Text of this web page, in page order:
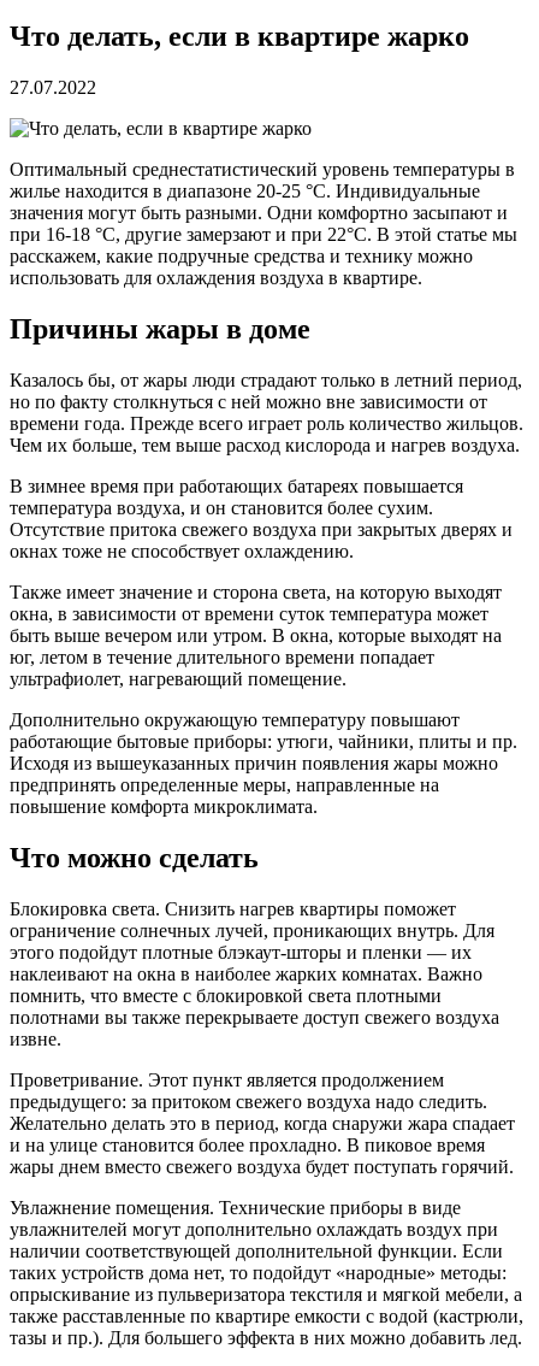
Что делать, если в квартире жарко
27.07.2022
Оптимальный среднестатистический уровень температуры в
жилье находится в диапазоне 20-25 °C. Индивидуальные
значения могут быть разными. Одни комфортно засыпают и
при 16-18 °C, другие замерзают и при 22°C. В этой статье мы
расскажем, какие подручные средства и технику можно
использовать для охлаждения воздуха в квартире.
Причины жары в доме
Казалось бы, от жары люди страдают только в летний период,
но по факту столкнуться с ней можно вне зависимости от
времени года. Прежде всего играет роль количество жильцов.
Чем их больше, тем выше расход кислорода и нагрев воздуха.
В зимнее время при работающих батареях повышается
температура воздуха, и он становится более сухим.
Отсутствие притока свежего воздуха при закрытых дверях и
окнах тоже не способствует охлаждению.
Также имеет значение и сторона света, на которую выходят
окна, в зависимости от времени суток температура может
быть выше вечером или утром. В окна, которые выходят на
юг, летом в течение длительного времени попадает
ультрафиолет, нагревающий помещение.
Дополнительно окружающую температуру повышают
работающие бытовые приборы: утюги, чайники, плиты и пр.
Исходя из вышеуказанных причин появления жары можно
предпринять определенные меры, направленные на
повышение комфорта микроклимата.
Что можно сделать
Блокировка света. Снизить нагрев квартиры поможет
ограничение солнечных лучей, проникающих внутрь. Для
этого подойдут плотные блэкаут-шторы и пленки — их
наклеивают на окна в наиболее жарких комнатах. Важно
помнить, что вместе с блокировкой света плотными
полотнами вы также перекрываете доступ свежего воздуха
извне.
Проветривание. Этот пункт является продолжением
предыдущего: за притоком свежего воздуха надо следить.
Желательно делать это в период, когда снаружи жара спадает
и на улице становится более прохладно. В пиковое время
жары днем вместо свежего воздуха будет поступать горячий.
Увлажнение помещения. Технические приборы в виде
увлажнителей могут дополнительно охлаждать воздух при
наличии соответствующей дополнительной функции. Если
таких устройств дома нет, то подойдут «народные» методы:
опрыскивание из пульверизатора текстиля и мягкой мебели, а
также расставленные по квартире емкости с водой (кастрюли,
тазы и пр.). Для большего эффекта в них можно добавить лед.